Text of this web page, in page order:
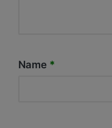
Name *